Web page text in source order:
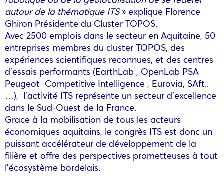
autour de la thématique ITS» explique Florence
Ghiron Présidente du Cluster TOPOS.
Avec 2500 emplois dans le secteur en Aquitaine, 50
entreprises membres du cluster TOPOS, des
expériences scientifiques reconnues, et des centres
d’essais performants (EarthLab , OpenLab PSA
Peugeot Competitive Intelligence , Eurovia, SAft..
…), l’activité ITS représente un secteur d’excellence
dans le Sud-Ouest de la France.
Grace à la mobilisation de tous les acteurs
économiques aquitains, le congrès ITS est donc un
puissant accélérateur de développement de la
filière et offre des perspectives prometteuses à tout
l’écosystème bordelais.